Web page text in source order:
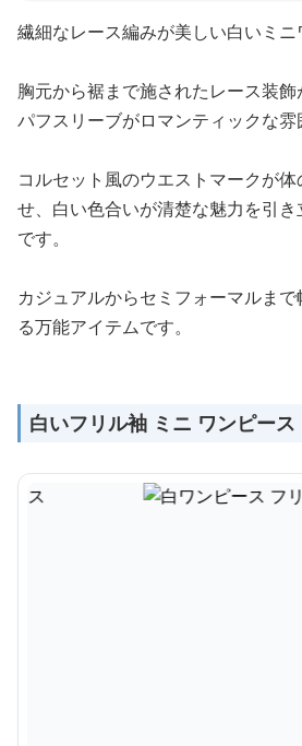
繊細なレース編みが美しい白いミニ
胸元から裾まで施されたレース装飾
パフスリーブがロマンティックな雰
コルセット風のウエストマークが
せ、白い色合いが清楚な魅力を引
です。
カジュアルからセミフォーマルま
る万能アイテムです。
白いフリル袖 ミニ ワンピー